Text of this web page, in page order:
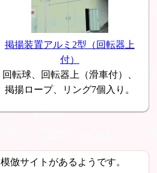
掲揚装置アルミ2型（回転器上
付）
回転球、回転器上（滑車付）、
掲揚ロープ、リング7個入り。
模倣サイトがあるようです。